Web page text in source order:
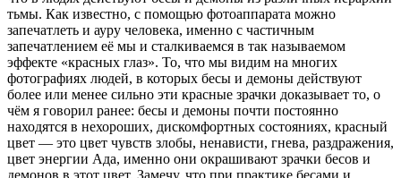
тьмы. Как известно, с помощью фотоаппарата можно
запечатлеть и ауру человека, именно с частичным
запечатлением её мы и сталкиваемся в так называемом
эффекте «красных глаз». То, что мы видим на многих
фотографиях людей, в которых бесы и демоны действуют
более или менее сильно эти красные зрачки доказывает то, о
чём я говорил ранее: бесы и демоны почти постоянно
находятся в нехороших, дискомфортных состояниях, красный
цвет — это цвет чувств злобы, ненависти, гнева, раздражения,
цвет энергии Ада, именно они окрашивают зрачки бесов и